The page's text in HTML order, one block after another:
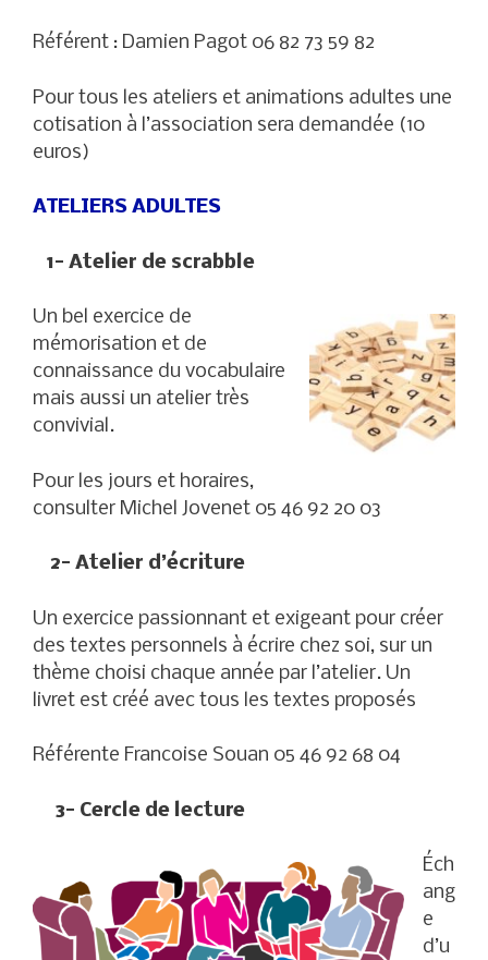
Référent : Damien Pagot 06 82 73 59 82
Pour tous les ateliers et animations adultes une
cotisation à l’association sera demandée (10
euros)
ATELIERS ADULTES
1- Atelier de scrabble
Un bel exercice de
mémorisation et de
connaissance du vocabulaire
mais aussi un atelier très
convivial.
Pour les jours et horaires,
consulter Michel Jovenet 05 46 92 20 03
2- Atelier d’écriture
Un exercice passionnant et exigeant pour créer
des textes personnels à écrire chez soi, sur un
thème choisi chaque année par l’atelier. Un
livret est créé avec tous les textes proposés
Référente Francoise Souan 05 46 92 68 04
3- Cercle de lecture
Éch
ang
e
d’u